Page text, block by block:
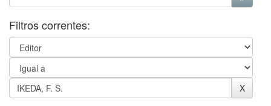
Filtros correntes: